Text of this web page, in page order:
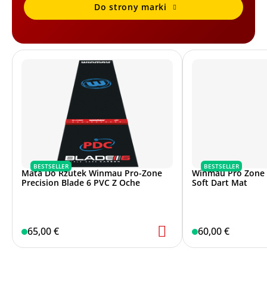
Do strony marki
BESTSELLER
Mata Do Rzutek Winmau Pro-Zone
Precision Blade 6 PVC Z Oche
65,00 €
BESTSELLER
Winmau Pro
Soft Dart Mat
60,00 €